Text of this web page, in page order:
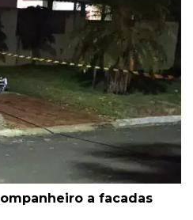
a facadas